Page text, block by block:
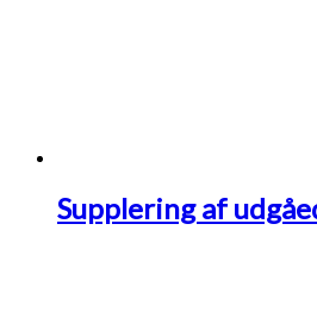
Supplering af